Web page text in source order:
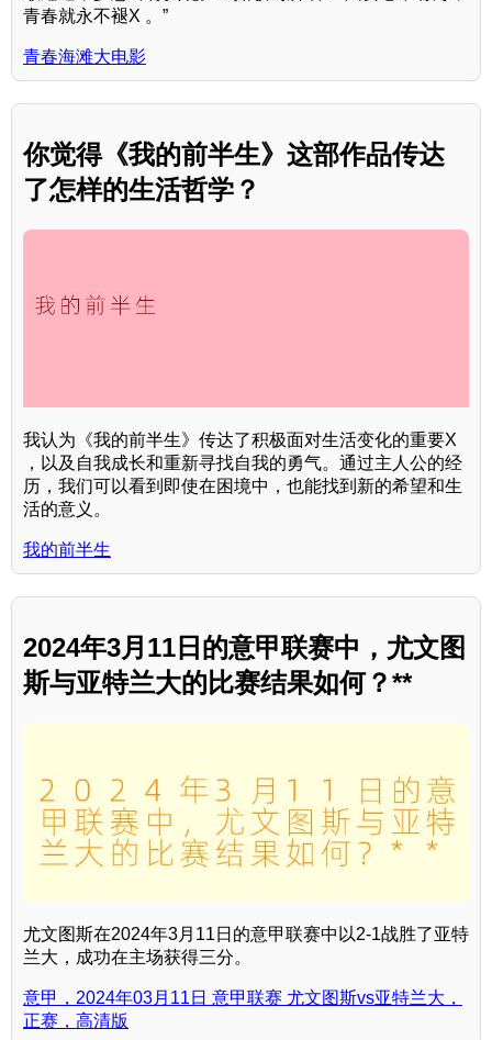
青春就永不褪X 。”
青春海滩大电影
你觉得《我的前半生》这部作品传达
了怎样的生活哲学？
我认为《我的前半生》传达了积极面对生活变化的重要X
，以及自我成长和重新寻找自我的勇气。通过主人公的经
历，我们可以看到即使在困境中，也能找到新的希望和生
活的意义。
我的前半生
2024年3月11日的意甲联赛中，尤文图
斯与亚特兰大的比赛结果如何？**
尤文图斯在2024年3月11日的意甲联赛中以2-1战胜了亚特
兰大，成功在主场获得三分。
意甲，2024年03月11日 意甲联赛 尤文图斯vs亚特兰大，
正赛，高清版